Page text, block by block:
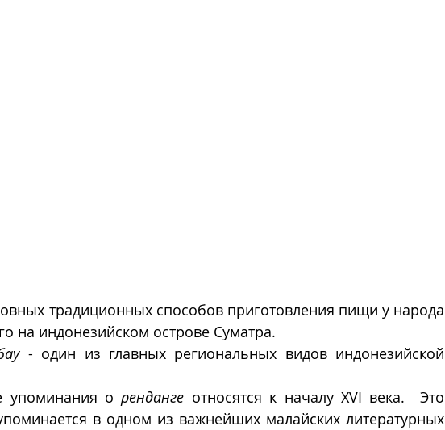
на индонезийском острове Суматра.
- один из главных региональных видов индонезийской
упоминания о ренданге относятся к началу XVI века.  Это
в одном из важнейших малайских литературных